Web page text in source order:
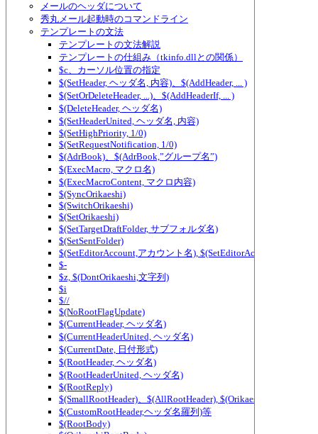
メールのヘッダについて
秀丸メール起動時のコマンドライン
テンプレートの文法
テンプレートの文法解説
テンプレートの仕組み（tkinfo.dllとの関係）
$c、カーソル位置の指定
$(SetHeader, ヘッダ名, 内容)、$(AddHeader, ... )
$(SetOrDeleteHeader, ...)、$(AddHeaderIf, ... )
$(DeleteHeader, ヘッダ名)
$(SetHeaderUnited, ヘッダ名, 内容)
$(SetHighPriority, 1/0)
$(SetRequestNotification, 1/0)
$(AdrBook)、$(AdrBook,”グループ名”)
$(ExecMacro, マクロ名)
$(ExecMacroContent, マクロ内容)
$(SyncOrikaeshi)
$(SwitchOrikaeshi)
$(SetOrikaeshi)
$(SetTargetDraftFolder, サブフォルダ名)
$(SetSentFolder)
$(SetEditorAccount,アカウント名), $(SetEditorAccount2,アカウ
$-
$z, $(DontOrikaeshi,文字列)
$i
$//
$(NoRootFlagUpdate)
$(CurrentHeader, ヘッダ名)
$(CurrentHeaderUnited, ヘッダ名)
$(CurrentDate, 日付形式)
$(RootHeader, ヘッダ名)
$(RootHeaderUnited, ヘッダ名)
$(RootReply)
$(SmallRootHeader)、$(AllRootHeader),
$(CustomRootHeader,ヘッダ名羅列)等
$(RootBody)